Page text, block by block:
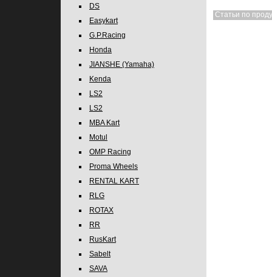
DS
Easykart
G.P.Racing
Honda
JIANSHE (Yamaha)
Kenda
LS2
LS2
MBA Kart
Motul
OMP Racing
Proma Wheels
RENTAL KART
RLG
ROTAX
RR
RusKart
Sabelt
SAVA
Статьи по